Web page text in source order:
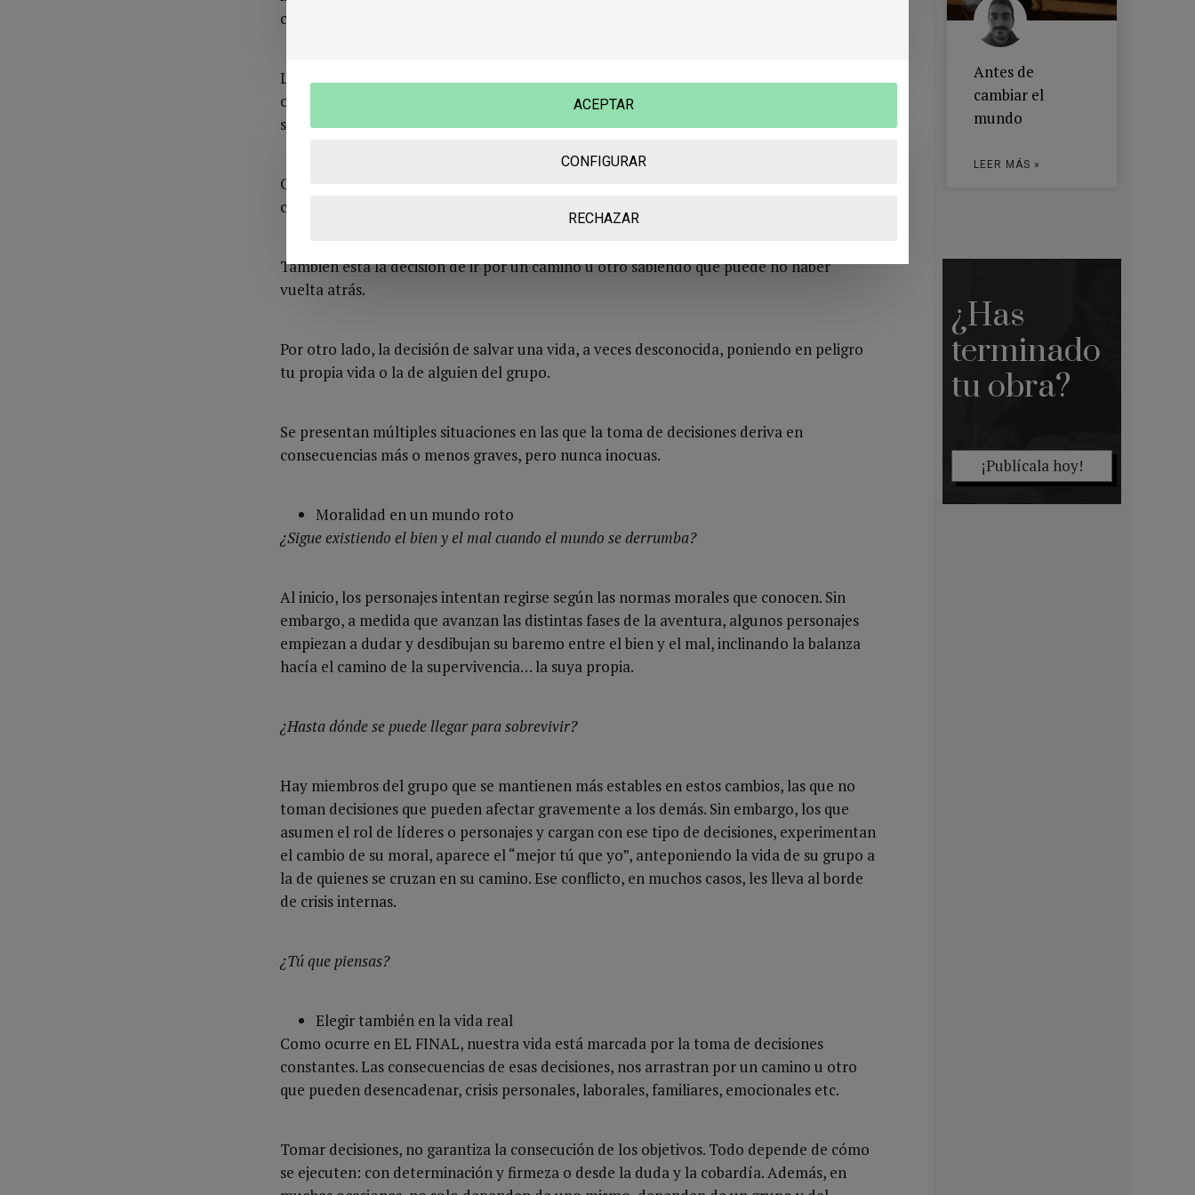
cada miedo cien mil veces, cada sentimiento de culpabilidad un millón de veces.
La primera decisión que afrontan los personajes es, sin saber exactamente lo que
ocurre, quitar la vida, aparentemente, de una persona que hasta hace poco respiraba y
sentía como tú.
Otras decisiones, pasan por registrar diversos lugares para recuperar comida y
conseguir que lo planeado para seguir sobreviviendo, tenga futuro.
También está la decisión de ir por un camino u otro sabiendo que puede no haber
vuelta atrás.
Por otro lado, la decisión de salvar una vida, a veces desconocida, poniendo en peligro
tu propia vida o la de alguien del grupo.
Se presentan múltiples situaciones en las que la toma de decisiones deriva en
consecuencias más o menos graves, pero nunca inocuas.
Moralidad en un mundo roto
¿Sigue existiendo el bien y el mal cuando el mundo se derrumba?
Al inicio, los personajes intentan regirse según las normas morales que conocen. Sin
embargo, a medida que avanzan las distintas fases de la aventura, algunos personajes
empiezan a dudar y desdibujan su baremo entre el bien y el mal, inclinando la balanza
hacía el camino de la supervivencia… la suya propia.
¿Hasta dónde se puede llegar para sobrevivir?
Hay miembros del grupo que se mantienen más estables en estos cambios, las que no
toman decisiones que pueden afectar gravemente a los demás. Sin embargo, los que
asumen el rol de líderes o personajes y cargan con ese tipo de decisiones, experimentan
el cambio de su moral, aparece el “mejor tú que yo”, anteponiendo la vida de su grupo a
la de quienes se cruzan en su camino. Ese conflicto, en muchos casos, les lleva al borde
de crisis internas.
¿Tú que piensas?
Elegir también en la vida real
Como ocurre en EL FINAL, nuestra vida está marcada por la toma de decisiones
constantes. Las consecuencias de esas decisiones, nos arrastran por un camino u otro
que pueden desencadenar, crisis personales, laborales, familiares, emocionales etc.
Tomar decisiones, no garantiza la consecución de los objetivos. Todo depende de cómo
se ejecuten: con determinación y firmeza o desde la duda y la cobardía. Además, en
Antes de
cambiar el
mundo
LEER MÁS »
¿Has
terminado
tu obra?
¡Publícala hoy!
RECHAZAR
CONFIGURAR
ACEPTAR